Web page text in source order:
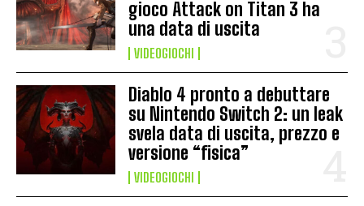
gioco Attack on Titan 3 ha
una data di uscita
VIDEOGIOCHI
Diablo 4 pronto a debuttare
su Nintendo Switch 2: un leak
svela data di uscita, prezzo e
versione “fisica”
VIDEOGIOCHI